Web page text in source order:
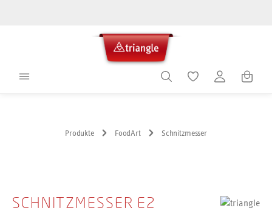
Produkte FoodArt Schnitzmesser
SCHNITZMESSER E2